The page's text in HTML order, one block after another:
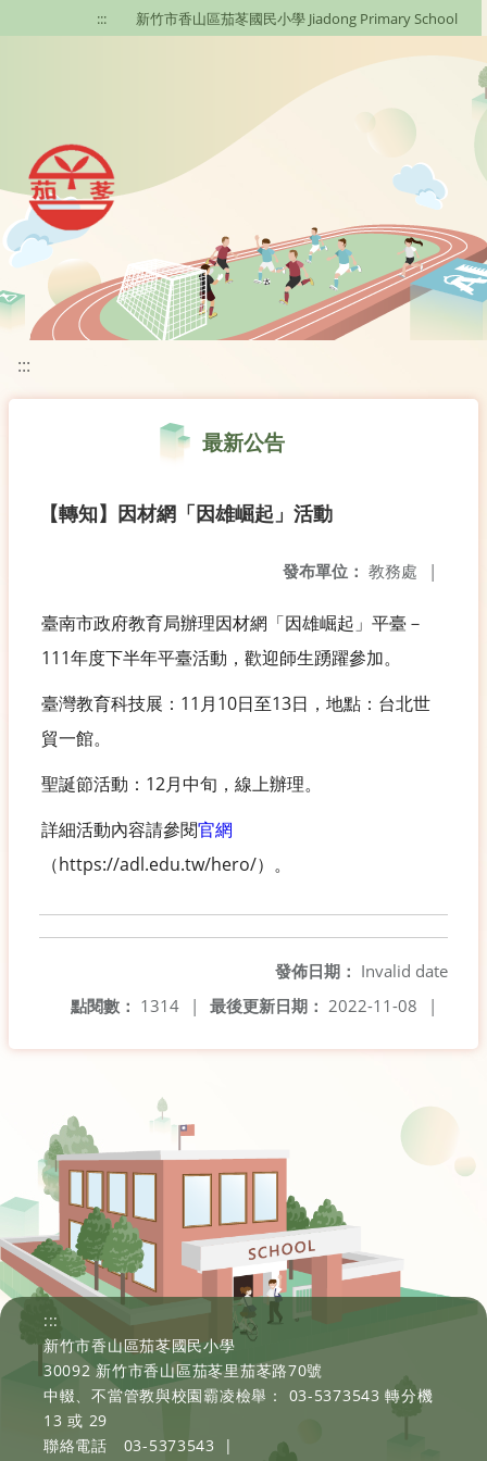
移至網頁之主要內容區位置
::: 新竹市香山區茄苳國民小學 Jiadong Primary School
:::
最新公告
【轉知】因材網「因雄崛起」活動
發布單位： 教務處 |
臺南市政府教育局辦理因材網「因雄崛起」平臺－
111年度下半年平臺活動，歡迎師生踴躍參加。
臺灣教育科技展：11月10日至13日，地點：台北世
貿一館。
聖誕節活動：12月中旬，線上辦理。
詳細活動內容請參閱官網
（https://adl.edu.tw/hero/）。
發佈日期： Invalid date
最後更新日期： 2022-11-08 |
點閱數： 1314 |
:::
新竹市香山區茄苳國民小學
30092 新竹市香山區茄苳里茄苳路70號
中輟、不當管教與校園霸凌檢舉： 03-5373543 轉分機
13 或 29
聯絡電話
03-5373543
|